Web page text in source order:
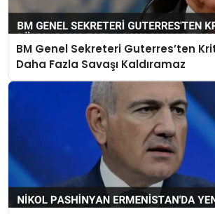
BM Genel Sekreteri Guterres’ten
Daha Fazla Savaşı Kaldıramaz